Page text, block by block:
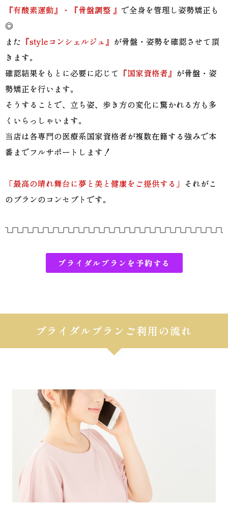
『有酸素運動』・『骨盤調整 』 で全身を管理し姿勢矯正も
◎
また 『styleコンシェルジュ』 が骨盤・姿勢を確認させて頂
きます。
確認結果をもとに必要に応じて 『国家資格者』 が骨盤・姿
勢矯正を行います。
そうすることで、立ち姿、歩き方の変化に驚かれる方も多
くいらっしゃいます。
当店は各専門の医療系国家資格者が複数在籍する強みで本
番までフルサポートします！
「最高の晴れ舞台に夢と美と健康をご提供する」 それがこ
のプランのコンセプトです。
ブライダルプランを予約する
ブライダルプランご利用の流れ